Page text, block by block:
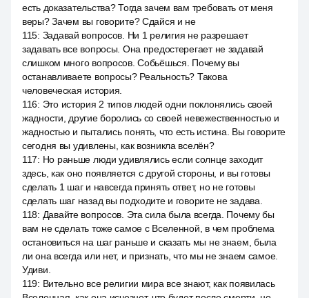
есть доказательства? Тогда зачем вам требовать от меня
веры? Зачем вы говорите? Сдайся и не
115: Задавай вопросов. Ни 1 религия не разрешает
задавать все вопросы. Она предостерегает не задавай
слишком много вопросов. Собьёшься. Почему вы
останавливаете вопросы? Реальность? Такова
человеческая история.
116: Это история 2 типов людей одни поклонялись своей
жадности, другие боролись со своей невежественностью и
жадностью и пытались понять, что есть истина. Вы говорите
сегодня вы удивлены, как возникла вселён?
117: Но раньше люди удивлялись если солнце заходит
здесь, как оно появляется с другой стороны, и вы готовы
сделать 1 шаг и навсегда принять ответ, но не готовы
сделать шаг назад вы подходите и говорите не задава.
118: Давайте вопросов. Эта сила была всегда. Почему бы
вам не сделать тоже самое с Вселенной, в чем проблема
остановиться на шаг раньше и сказать мы не знаем, была
ли она всегда или нет, и признать, что мы не знаем самое.
Удиви.
119: Вительно все религии мира все знают, как появилась